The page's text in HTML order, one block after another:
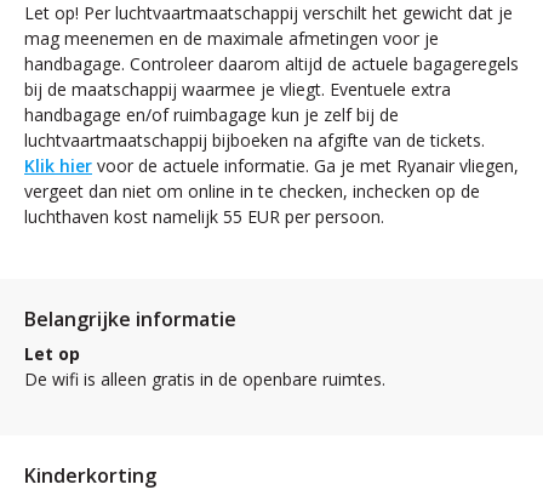
Let op! Per luchtvaartmaatschappij verschilt het gewicht dat je
mag meenemen en de maximale afmetingen voor je
handbagage. Controleer daarom altijd de actuele bagageregels
bij de maatschappij waarmee je vliegt. Eventuele extra
handbagage en/of ruimbagage kun je zelf bij de
luchtvaartmaatschappij bijboeken na afgifte van de tickets.
Klik hier voor de actuele informatie. Ga je met Ryanair vliegen,
vergeet dan niet om online in te checken, inchecken op de
luchthaven kost namelijk 55 EUR per persoon.
Belangrijke informatie
Let op
De wifi is alleen gratis in de openbare ruimtes.
Kinderkorting